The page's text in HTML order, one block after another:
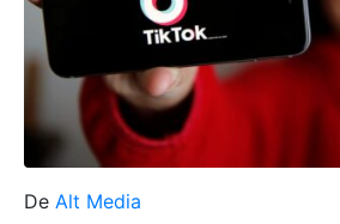
De Alt Media